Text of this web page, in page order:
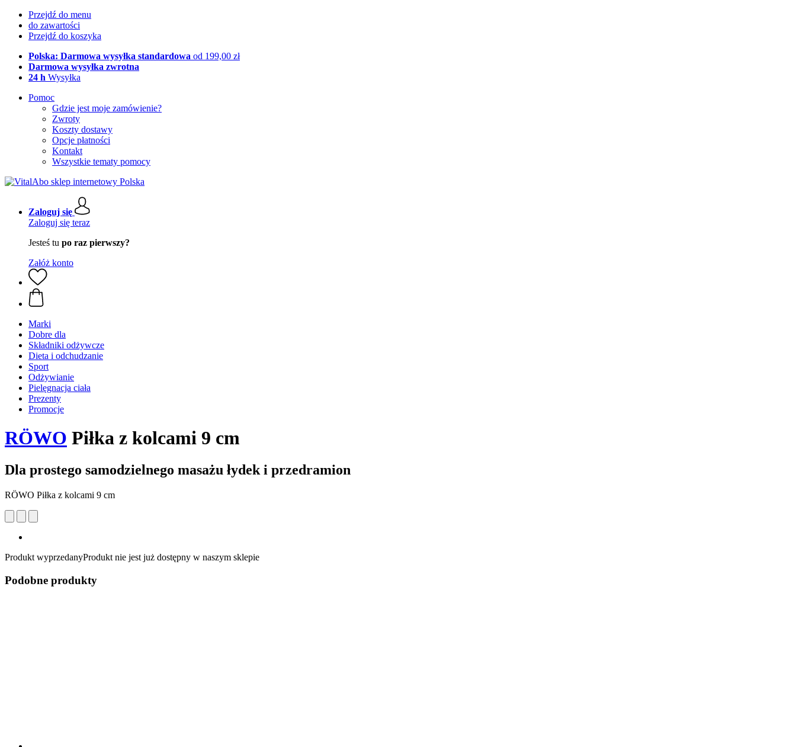
Przejdź do menu
do zawartości
Przejdź do koszyka
Polska: Darmowa wysyłka standardowa od 199,00 zł
Darmowa wysyłka zwrotna
24 h Wysyłka
Pomoc
Gdzie jest moje zamówienie?
Zwroty
Koszty dostawy
Opcje płatności
Kontakt
Wszystkie tematy pomocy
Zaloguj się
Zaloguj się teraz
Jesteś tu po raz pierwszy?
Załóż konto
Marki
Dobre dla
Składniki odżywcze
Dieta i odchudzanie
Sport
Odżywianie
Pielęgnacja ciała
Prezenty
Promocje
RÖWO Piłka z kolcami 9 cm
Dla prostego samodzielnego masażu łydek i przedramion
RÖWO Piłka z kolcami 9 cm
Produkt wyprzedanyProdukt nie jest już dostępny w naszym sklepie
Podobne produkty